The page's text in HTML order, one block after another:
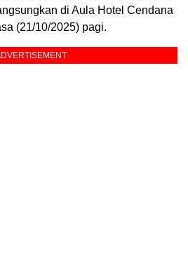
di Aula Hotel Cendana
(21/10/2025) pagi.